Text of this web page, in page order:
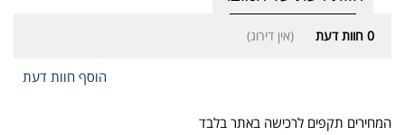
0 חוות דעת (אין דירוג)
הוסף חוות דעת
המחירים תקפים לרכישה באתר בלבד